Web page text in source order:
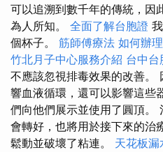
可以追溯到數千年的傳統，因
為人所知。 全面了解台胞證
個杯子。 筋師傅療法 如何辦
竹北月子中心服務介紹 台中台
不應該忽視排毒效果的改善。
響血液循環，還可以影響這些
們向他們展示並使用了圓頂。
會轉好，也將用於接下來的治
鬆動並破壞了粘連。 天花板漏